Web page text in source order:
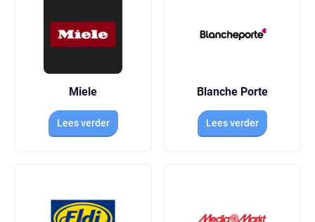
Miele
Lees verder
Blanche Porte
Lees verder